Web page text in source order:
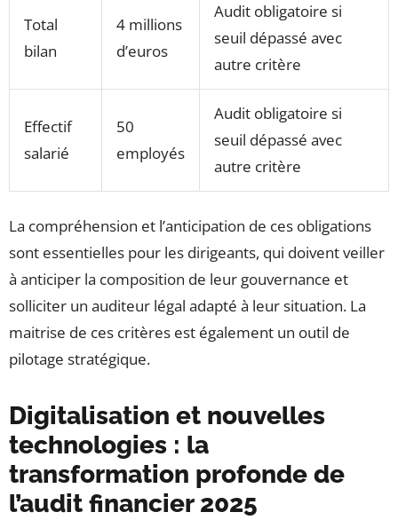
Total
bilan
4 millions
d’euros
Audit obligatoire si
seuil dépassé avec
autre critère
Effectif
salarié
50
employés
Audit obligatoire si
seuil dépassé avec
autre critère
La compréhension et l’anticipation de ces obligations
sont essentielles pour les dirigeants, qui doivent veiller
à anticiper la composition de leur gouvernance et
solliciter un auditeur légal adapté à leur situation. La
maitrise de ces critères est également un outil de
pilotage stratégique.
Digitalisation et nouvelles
technologies : la
transformation profonde de
l’audit financier 2025